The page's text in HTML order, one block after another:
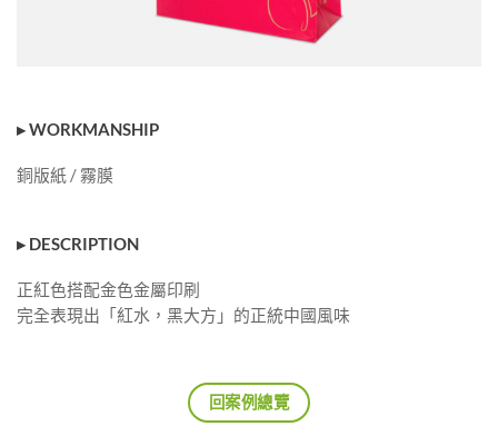
▸ WORKMANSHIP
銅版紙 / 霧膜
▸ DESCRIPTION
正紅色搭配金色金屬印刷
完全表現出「紅水，黑大方」的正統中國風味
回案例總覽